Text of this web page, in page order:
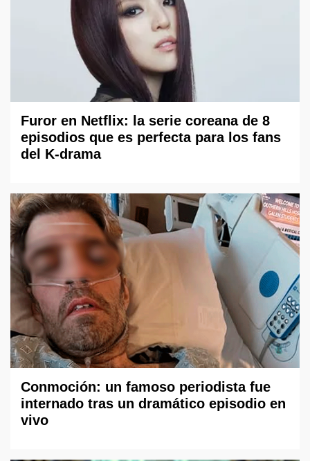
Furor en Netflix: la serie coreana de 8
episodios que es perfecta para los fans
del K-drama
Conmoción: un famoso periodista fue
internado tras un dramático episodio en
vivo